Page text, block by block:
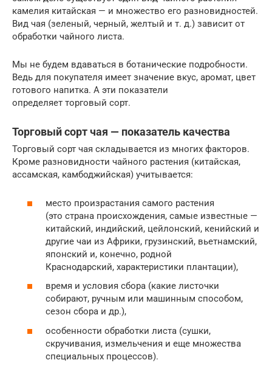
камелия китайская — и множество его разновидностей.
Вид чая (зеленый, черный, желтый и т. д.) зависит от
обработки чайного листа.
Мы не будем вдаваться в ботанические подробности.
Ведь для покупателя имеет значение вкус, аромат, цвет
готового напитка. А эти показатели
определяет торговый сорт.
Торговый сорт чая — показатель качества
Торговый сорт чая складывается из многих факторов.
Кроме разновидности чайного растения (китайская,
ассамская, камбоджийская) учитывается:
место произрастания самого растения
(это страна происхождения, самые известные —
китайский, индийский, цейлонский, кенийский и
другие чаи из Африки, грузинский, вьетнамский,
японский и, конечно, родной
Краснодарский, характеристики плантации),
время и условия сбора (какие листочки
собирают, ручным или машинным способом,
сезон сбора и др.),
особенности обработки листа (сушки,
скручивания, измельчения и еще множества
специальных процессов).